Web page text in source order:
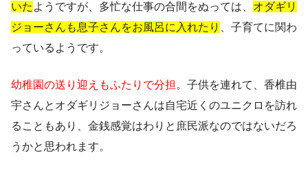
いた ようですが、多忙な仕事の合間をぬっては、 オダギリ
ジョーさんも息子さんをお風呂に入れたり 、子育てに関わ
っているようです。
幼稚園の送り迎えもふたりで分担。子供を連れて、香椎由
宇さんとオダギリジョーさんは自宅近くのユニクロを訪れ
ることもあり、金銭感覚はわりと庶民派なのではないだろ
うかと思われます。